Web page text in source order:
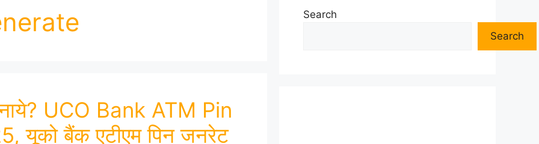
UCO Bank ATM Pin
यूको बैंक एटीएम पिन जनरेट
Search
Search